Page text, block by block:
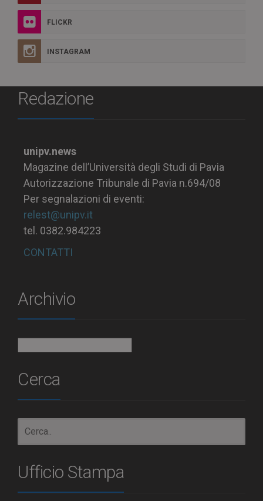
FLICKR
INSTAGRAM
Redazione
unipv.news
Magazine dell’Università degli Studi di Pavia
Autorizzazione Tribunale di Pavia n.694/08
Per segnalazioni di eventi:
relest@unipv.it
tel. 0382.984223
CONTATTI
Archivio
Cerca
Ufficio Stampa